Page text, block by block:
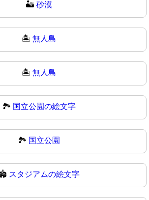
🏜 砂漠
🏝️ 無人島
🏝 無人島
🏞️ 国立公園の絵文字
🏞 国立公園
スタジアムの絵文字